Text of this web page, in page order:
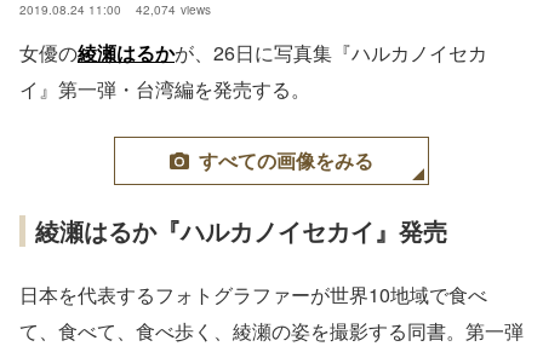
2019.08.24 11:00 42,074 views
女優の綾瀬はるかが、26日に写真集『ハルカノイセカ
イ』第一弾・台湾編を発売する。
すべての画像をみる
綾瀬はるか『ハルカノイセカイ』発売
日本を代表するフォトグラファーが世界10地域で食べ
て、食べて、食べ歩く、綾瀬の姿を撮影する同書。第一弾